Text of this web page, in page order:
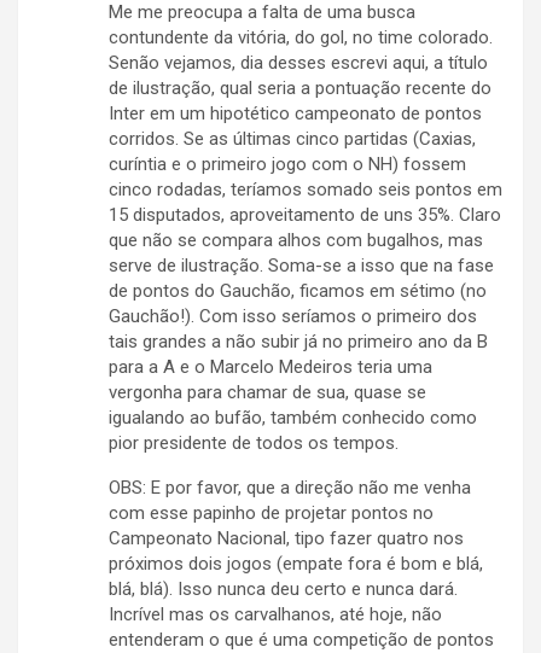
Me me preocupa a falta de uma busca
contundente da vitória, do gol, no time colorado.
Senão vejamos, dia desses escrevi aqui, a título
de ilustração, qual seria a pontuação recente do
Inter em um hipotético campeonato de pontos
corridos. Se as últimas cinco partidas (Caxias,
curíntia e o primeiro jogo com o NH) fossem
cinco rodadas, teríamos somado seis pontos em
15 disputados, aproveitamento de uns 35%. Claro
que não se compara alhos com bugalhos, mas
serve de ilustração. Soma-se a isso que na fase
de pontos do Gauchão, ficamos em sétimo (no
Gauchão!). Com isso seríamos o primeiro dos
tais grandes a não subir já no primeiro ano da B
para a A e o Marcelo Medeiros teria uma
vergonha para chamar de sua, quase se
igualando ao bufão, também conhecido como
pior presidente de todos os tempos.
OBS: E por favor, que a direção não me venha
com esse papinho de projetar pontos no
Campeonato Nacional, tipo fazer quatro nos
próximos dois jogos (empate fora é bom e blá,
blá, blá). Isso nunca deu certo e nunca dará.
Incrível mas os carvalhanos, até hoje, não
entenderam o que é uma competição de pontos